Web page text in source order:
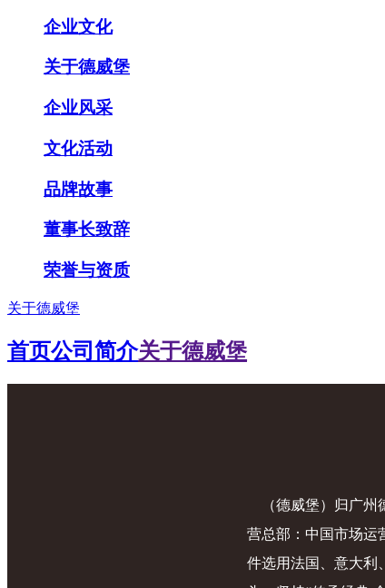
企业文化
关于德威堡
企业风采
文化活动
品牌故事
董事长致辞
荣誉与资质
关于德威堡
首页公司简介关于德威堡
（德威堡）归广
营总部：中国市场运
件选用法国、意大利